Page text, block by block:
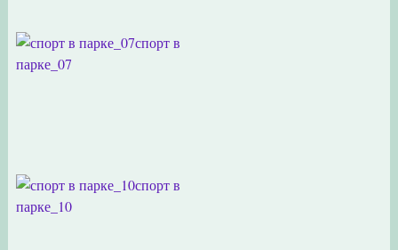
спорт в
парке_07
спорт в
парке_10